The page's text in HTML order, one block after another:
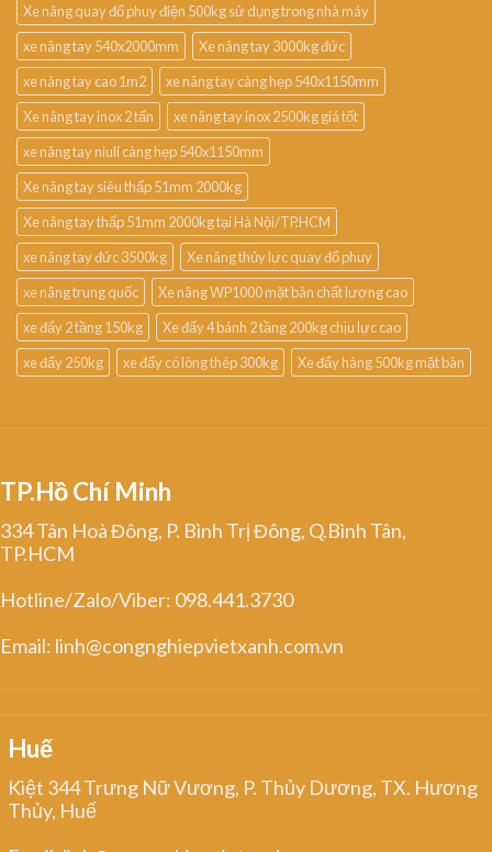
Xe nâng quay đổ phuy điện 500kg sử dụng trong nhà máy
xe nâng tay 540x2000mm
Xe nâng tay 3000kg đức
xe nâng tay cao 1m2
xe nâng tay càng hẹp 540x1150mm
Xe nâng tay inox 2 tấn
xe nâng tay inox 2500kg giá tốt
xe nâng tay niuli càng hẹp 540x1150mm
Xe nâng tay siêu thấp 51mm 2000kg
Xe nâng tay thấp 51mm 2000kg tại Hà Nội/TP.HCM
xe nâng tay đức 3500kg
Xe nâng thủy lực quay đổ phuy
xe nâng trung quốc
Xe nâng WP1000 mặt bàn chất lượng cao
xe đẩy 2 tầng 150kg
Xe đẩy 4 bánh 2 tầng 200kg chịu lực cao
xe đẩy 250kg
xe đẩy có lòng thép 300kg Xe đẩy hàng 500kg mặt bàn
TP.Hồ Chí Minh
334 Tân Hoà Đông, P. Bình Trị Đông, Q.Bình Tân,
TP.HCM
Hotline/Zalo/Viber: 098.441.3730
Email: linh@congnghiepvietxanh.com.vn
Huế
Kiệt 344 Trưng Nữ Vương, P. Thủy Dương, TX. Hương
Thủy, Huế